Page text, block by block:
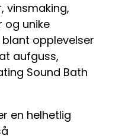
vinsmaking,
og unike
opplevelser
aufguss,
Sound Bath
en helhetlig